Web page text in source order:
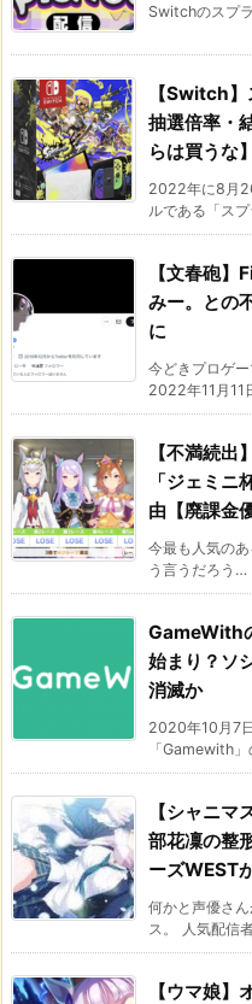
Switchのスプ
【Switch
抽選倍率・
らは買うな】
2022年に8月
ルである「ス
【文春砲
みー。との
に
今どきプロゲー
2022年11月11
【不満続出
「ジェミ
由【廃課金
今最も人気の
う言うだろう…
GameWith
始まり？ソ
消滅か
2020年10月7
「Gamewith
【シャニ
部花凜の整
ーズWEST
何かと声優さ
ス。 人気配信
【ウマ娘